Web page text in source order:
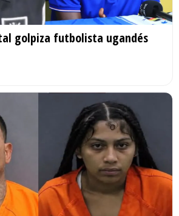
golpiza futbolista ugandés